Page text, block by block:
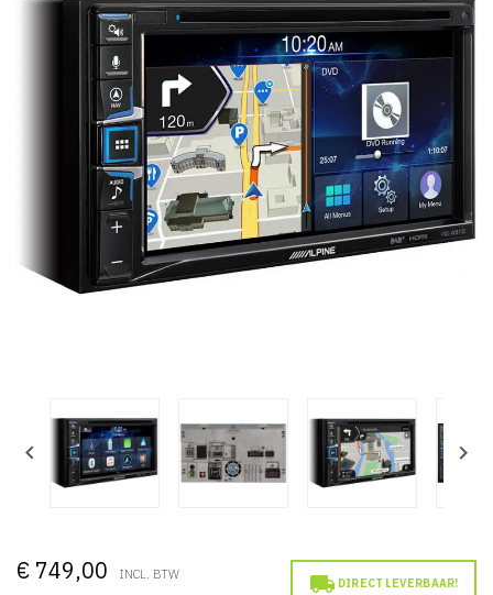
 
€ 749,00 INCL. BTW  DIRECT LEVERBAAR!